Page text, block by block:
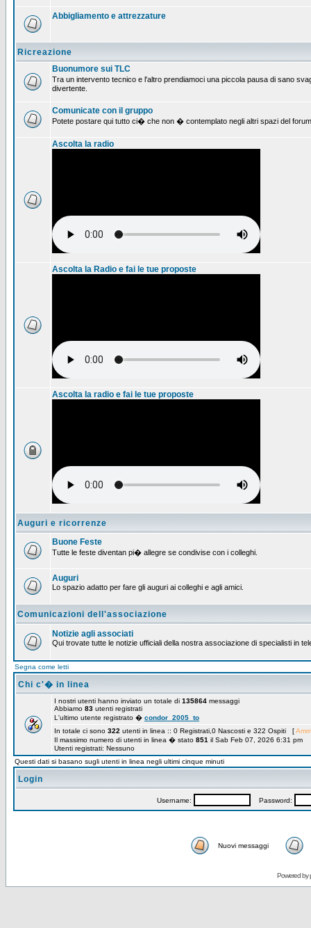
Abbigliamento e attrezzature
Ricreazione
Buonumore sui TLC
Tra un intervento tecnico e l'altro prendiamoci una piccola pausa di sano
divertente.
Comunicate con il gruppo
Potete postare qui tutto ci� che non � contemplato negli altri spazi del
Ascolta la radio
Ascolta la Radio e fai le tue proposte
Ascolta la radio e fai le tue proposte
Auguri e ricorrenze
Buone Feste
Tutte le feste diventan pi� allegre se condivise con i colleghi.
Auguri
Lo spazio adatto per fare gli auguri ai colleghi e agli amici.
Comunicazioni dell'associazione
Notizie agli associati
Qui trovate tutte le notizie ufficiali della nostra associazione di specialisti in
Segna come letti
Chi c'� in linea
I nostri utenti hanno inviato un totale di 135864 messaggi
Abbiamo 83 utenti registrati
L'ultimo utente registrato � condor_2005_to
In totale ci sono 322 utenti in linea :: 0 Registrati,0 Nascosti e 322 Ospiti [
Il massimo numero di utenti in linea � stato 851 il Sab Feb 07, 2026 6:31 pm
Utenti registrati: Nessuno
Questi dati si basano sugli utenti in linea negli ultimi cinque minuti
Login
Username: Password:
Nuovi messaggi
Powered by